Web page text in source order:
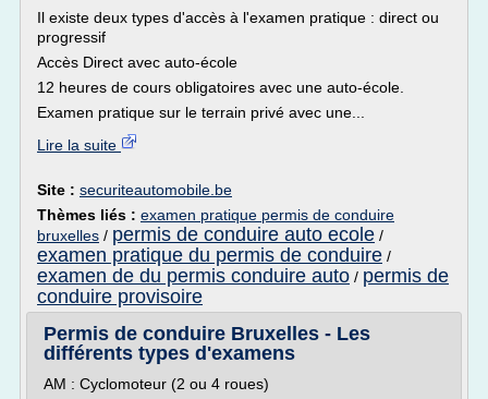
Il existe deux types d'accès à l'examen pratique : direct ou
progressif
Accès Direct avec auto-école
12 heures de cours obligatoires avec une auto-école.
Examen pratique sur le terrain privé avec une...
Lire la suite
Site : securiteautomobile.be
Thèmes liés : examen pratique permis de conduire
bruxelles / permis de conduire auto ecole /
examen pratique du permis de conduire /
examen de du permis conduire auto / permis de
conduire provisoire
Permis de conduire Bruxelles - Les
différents types d'examens
AM : Cyclomoteur (2 ou 4 roues)